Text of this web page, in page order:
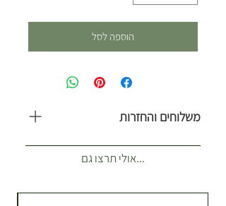
הוספה לסל
...אולי תרצו גם
משלוחים והחזרות
משלוח עולה 35 ש”ח. כולל 1-2 ארגזים.
(לא כולל צמחים לאירועים) איזורי